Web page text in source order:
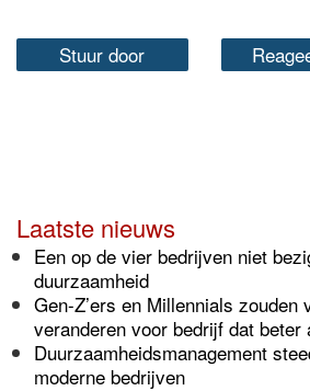
Stuur door
Laatste nieuws
Een op de vier bedrijven niet
duurzaamheid
Gen-Z’ers en Millennials zouden
veranderen voor bedrijf dat beter
Duurzaamheidsmanagement
moderne bedrijven